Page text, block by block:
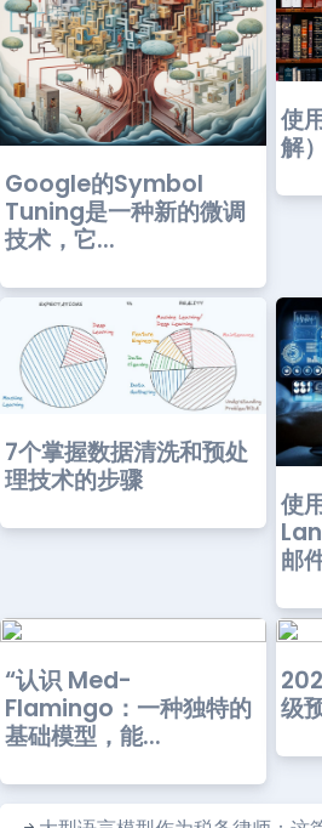
Google的Symbol
Tuning是一种新的微调
技术，它...
使
解
7个掌握数据清洗和预处
理技术的步骤
使
邮
“认识 Med-
Flamingo：一种独特的
基础模型，能...
级